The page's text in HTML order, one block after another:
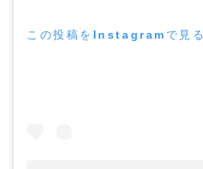
この投稿をInstagramで見る